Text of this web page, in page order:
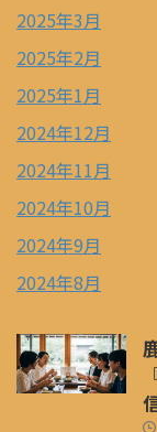
2025年3月
2025年2月
2025年1月
2024年12月
2024年11月
2024年10月
2024年9月
2024年8月